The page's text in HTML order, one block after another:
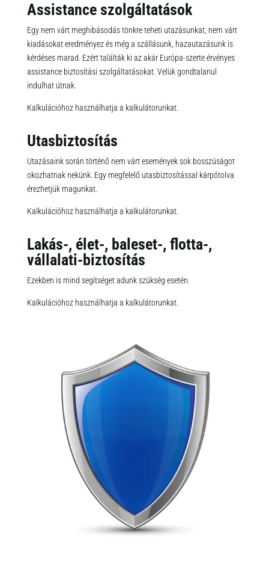
Assistance szolgáltatások
Egy nem várt meghibásodás tönkre teheti utazásunkat, nem várt
kiadásokat eredményez és még a szállásunk, hazautazásunk is
kérdéses marad. Ezért találták ki az akár Európa-szerte érvényes
assistance biztosítási szolgáltatásokat. Velük gondtalanul
indulhat útnak.
Kalkulációhoz használhatja a kalkulátorunkat.
Utasbiztosítás
Utazásaink során történő nem várt események sok bosszúságot
okozhatnak nekünk. Egy megfelelő utasbiztosítással kárpótolva
érezhetjük magunkat.
Kalkulációhoz használhatja a kalkulátorunkat.
Lakás-, élet-, baleset-, flotta-,
vállalati-biztosítás
Ezekben is mind segítséget adunk szükség esetén.
Kalkulációhoz használhatja a kalkulátorunkat.